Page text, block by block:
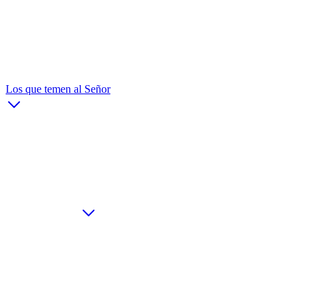
Los que temen al Señor